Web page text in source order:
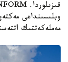
مەملەكەتتىك